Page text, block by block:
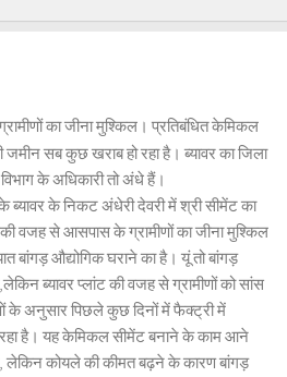
का जीना मुश्किल। प्रतिबंधित केमिकल
सब कुछ खराब हो रहा है। ब्यावर का जिला
के अधिकारी तो अंधे हैं।
ब्यावर के निकट अंधेरी देवरी में श्री सीमेंट का
वजह से आसपास के ग्रामीणों का जीना मुश्किल
बांगड़ औद्योगिक घराने का है। यूं तो बांगड़
ब्यावर प्लांट की वजह से ग्रामीणों को सांस
के अनुसार पिछले कुछ दिनों में फैक्ट्री में
रहा है। यह केमिकल सीमेंट बनाने के काम आने
लेकिन कोयले की कीमत बढ़ने के कारण बांगड़